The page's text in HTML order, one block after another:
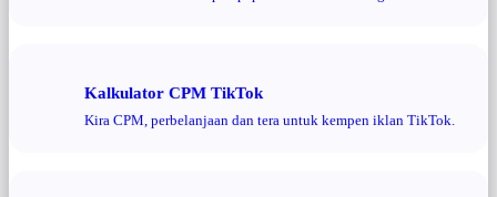
Kalkulator CPM TikTok
Kira CPM, perbelanjaan dan tera untuk kempen iklan TikTok.